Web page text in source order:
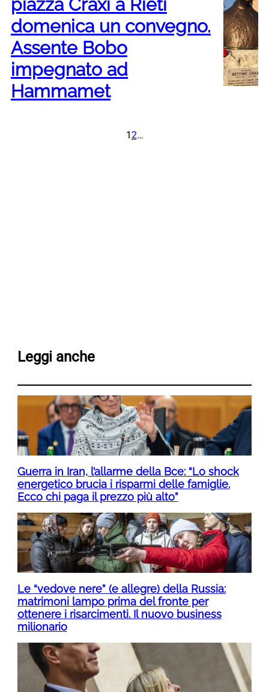
piazza Craxi a Rieti
domenica un convegno.
Assente Bobo
impegnato ad
Hammamet
12…
Leggi anche
Guerra in Iran, l’allarme della Bce: “Lo shock
energetico brucia i risparmi delle famiglie.
Ecco chi paga il prezzo più alto”
Le “vedove nere” (e allegre) della Russia:
matrimoni lampo prima del fronte per
ottenere i risarcimenti. Il nuovo business
milionario